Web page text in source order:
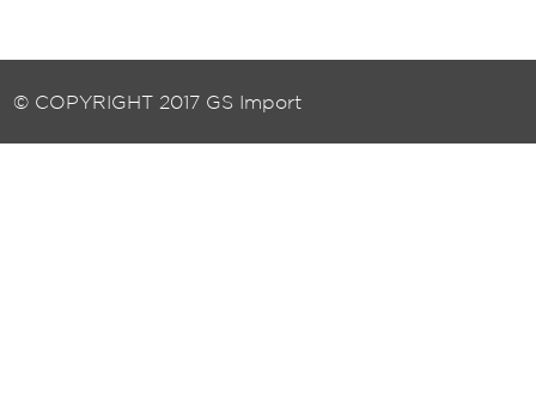
© COPYRIGHT 2017 GS Import